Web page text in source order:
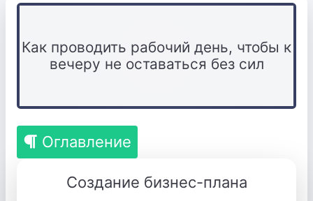
Как проводить рабочий день, чтобы к
вечеру не оставаться без сил
Оглавление
Создание бизнес-плана